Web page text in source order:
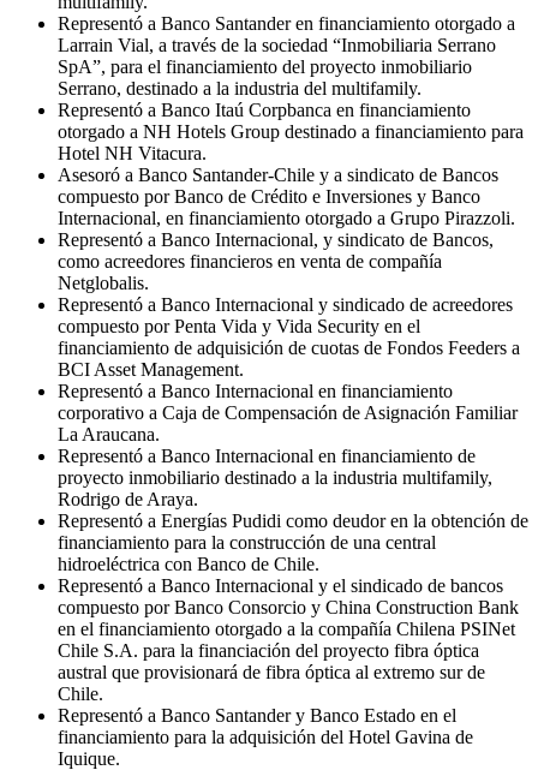
Representó a Banco Santander en financiamiento otorgado a
Larrain Vial, a través de la sociedad “Inmobiliaria Serrano
SpA”, para el financiamiento del proyecto inmobiliario
Serrano, destinado a la industria del multifamily.
Representó a Banco Itaú Corpbanca en financiamiento
otorgado a NH Hotels Group destinado a financiamiento para
Hotel NH Vitacura.
Asesoró a Banco Santander-Chile y a sindicato de Bancos
compuesto por Banco de Crédito e Inversiones y Banco
Internacional, en financiamiento otorgado a Grupo Pirazzoli.
Representó a Banco Internacional, y sindicato de Bancos,
como acreedores financieros en venta de compañía
Netglobalis.
Representó a Banco Internacional y sindicado de acreedores
compuesto por Penta Vida y Vida Security en el
financiamiento de adquisición de cuotas de Fondos Feeders a
BCI Asset Management.
Representó a Banco Internacional en financiamiento
corporativo a Caja de Compensación de Asignación Familiar
La Araucana.
Representó a Banco Internacional en financiamiento de
proyecto inmobiliario destinado a la industria multifamily,
Rodrigo de Araya.
Representó a Energías Pudidi como deudor en la obtención de
financiamiento para la construcción de una central
hidroeléctrica con Banco de Chile.
Representó a Banco Internacional y el sindicado de bancos
compuesto por Banco Consorcio y China Construction Bank
en el financiamiento otorgado a la compañía Chilena PSINet
Chile S.A. para la financiación del proyecto fibra óptica
austral que provisionará de fibra óptica al extremo sur de
Chile.
Representó a Banco Santander y Banco Estado en el
financiamiento para la adquisición del Hotel Gavina de
Iquique.